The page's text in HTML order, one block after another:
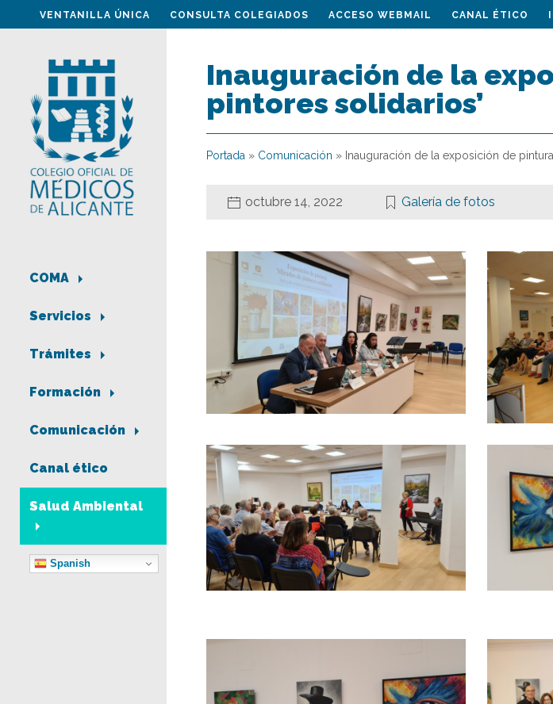
VENTANILLA ÚNICA CONSULTA COLEGIADOS ACCESO WEBMAIL CANAL ÉTICO
COMA
Servicios
Trámites
Formación
Comunicación
Canal ético
Salud Ambiental
Spanish
Inauguración de la
pintores solidarios’
Portada » Comunicación » Inauguración de la exposición de
octubre 14, 2022 Galería de fotos